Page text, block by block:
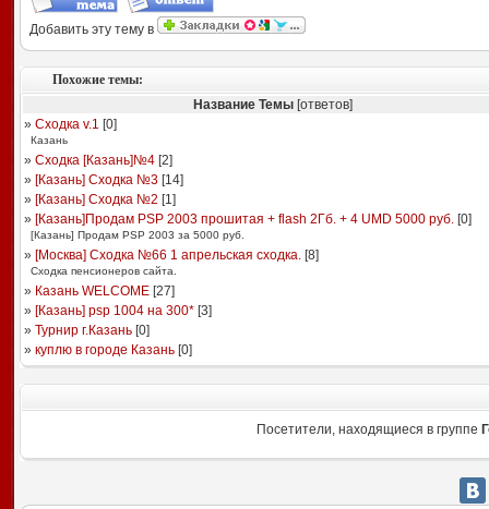
Добавить эту тему в
Похожие темы:
Название Темы [ответов]
» Сходка v.1 [0]
Казань
» Сходка [Казань]№4[2]
» [Казань] Сходка №3[14]
» [Казань] Сходка №2 [1]
» [Казань]Продам PSP 2003 прошитая + flash 2Гб. + 4 UMD 5000 руб.[0]
[Казань] Продам PSP 2003 за 5000 руб.
» [Москва] Сходка №66 1 апрельская сходка.[8]
Сходка пенсионеров сайта.
» Казань WELCOME[27]
» [Казань] psp 1004 на 300*[3]
» Турнир г.Казань[0]
» куплю в городе Казань[0]
Посетители, находящиеся в группе